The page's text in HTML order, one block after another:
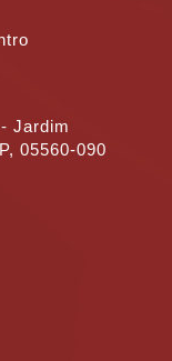
Jardim
05560-090